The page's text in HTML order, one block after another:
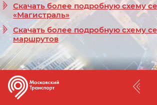
Скачать более подробную схему
«Магистраль»
Скачать более подробную схему
маршрутов